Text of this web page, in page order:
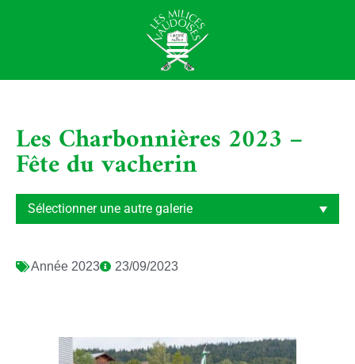
Les Charbonnières 2023 –
Fête du vacherin
Année 2023 23/09/2023